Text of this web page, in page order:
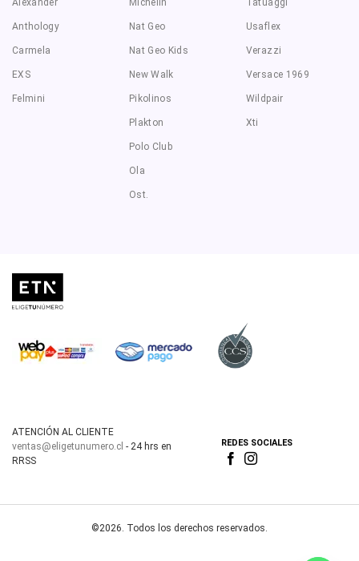
Anthology
Carmela
EXS
Felmini
Nat Geo
Nat Geo Kids
New Walk
Pikolinos
Plakton
Polo Club
Ola
Ost.
Usaflex
Verazzi
Versace 1969
Wildpair
Xti
ATENCIÓN AL CLIENTE
ventas@eligetunumero.cl - 24 hrs en
RRSS
REDES SOCIALES
©2026. Todos los derechos reservados.